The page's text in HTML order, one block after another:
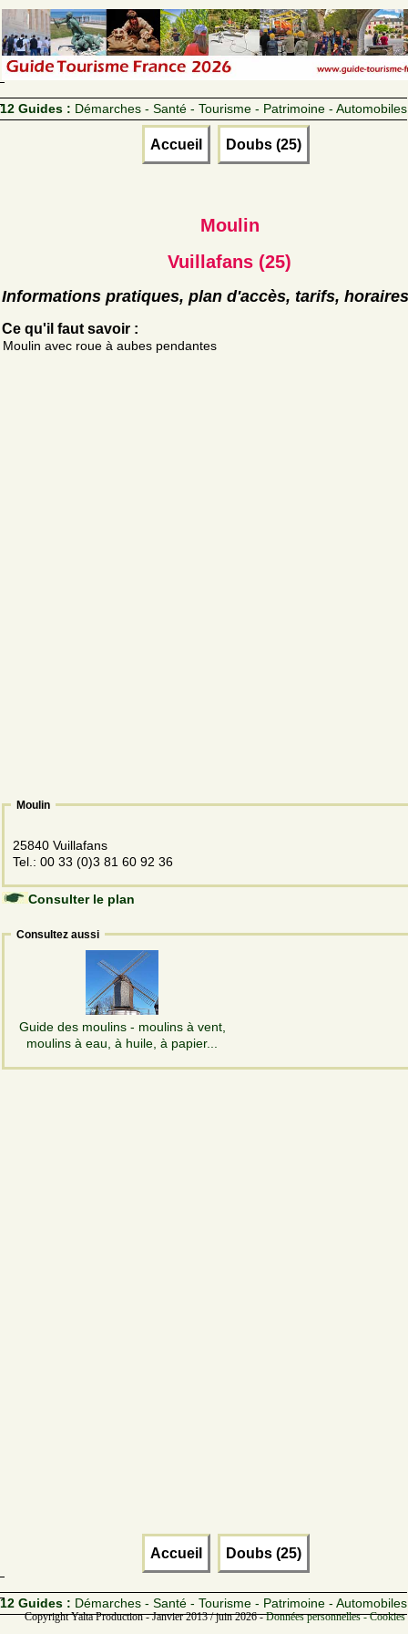
12 Guides : Démarches - Santé - Tourisme - Patrimoine - Automobiles
Accueil Doubs (25)
Moulin
Vuillafans (25)
Informations pratiques, plan d'accès, tarifs, horaires
Ce qu'il faut savoir :
Moulin avec roue à aubes pendantes
Moulin
25840 Vuillafans
Tel.: 00 33 (0)3 81 60 92 36
Consulter le plan
Consultez aussi
Guide des moulins - moulins à vent,
moulins à eau, à huile, à papier...
Accueil Doubs (25)
12 Guides : Démarches - Santé - Tourisme - Patrimoine - Automobiles
Copyright Yalta Production - Janvier 2013 / juin 2026 -Données personnelles -